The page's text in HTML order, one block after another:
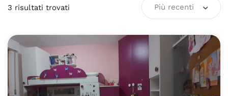
3 risultati trovati Più recenti